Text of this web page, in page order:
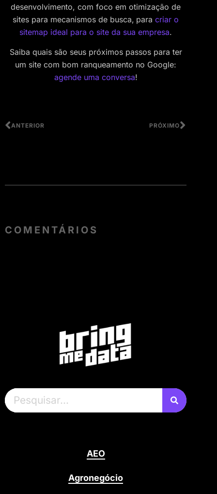
desenvolvimento, com foco em otimização de
sites para mecanismos de busca, para criar o
sitemap ideal para o site da sua empresa.
Saiba quais são seus próximos passos para ter
um site com bom ranqueamento no Google:
agende uma conversa!
ANTERIOR PRÓXIMO
COMENTÁRIOS
AEO
Agronegócio